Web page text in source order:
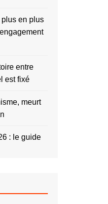
plus en plus
entre
est fixé
meurt
: le guide